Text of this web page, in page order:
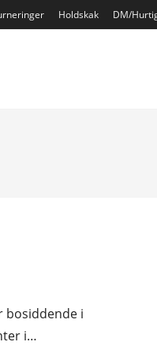
Holdskak DM/
bosiddende i
i…